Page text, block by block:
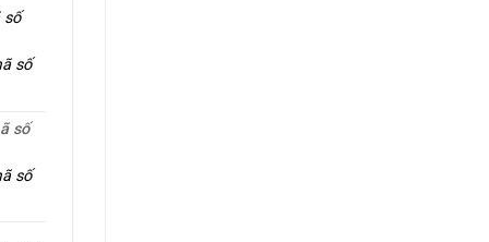
số
số
số
số